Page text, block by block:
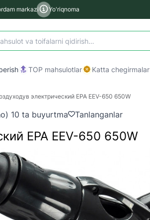
markazi Yo'riqnoma
TOP mahsulotlar Katta chegirmalar
электрический EPA EEV-650 650W
10 ta buyurtma Tanlanganlar
EPA EEV-650 650W